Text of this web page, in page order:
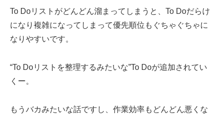
To Doリストがどんどん溜まってしまうと、To Doだらけ
になり複雑になってしまって優先順位もぐちゃぐちゃに
なりやすいです。
“To Doリストを整理するみたいな”To Doが追加されてい
くー。
もうバカみたいな話ですし、作業効率もどんどん悪くな